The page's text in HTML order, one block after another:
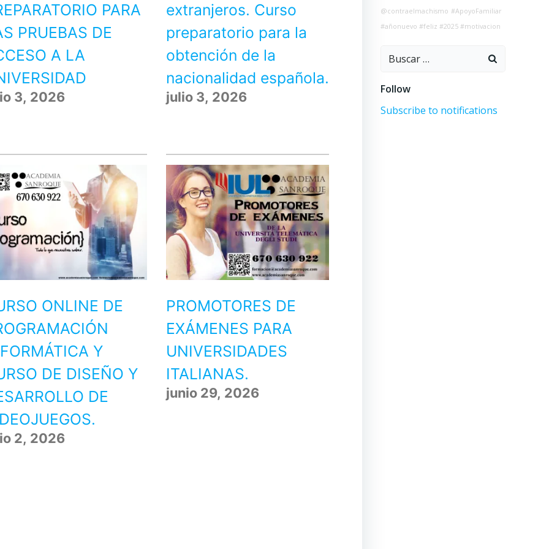
PARA
PRUEBAS DE
A LA
3, 2026
extranjeros. Curso
preparatorio para la
obtención de la
nacionalidad española.
julio 3, 2026
ONLINE DE
Y
DE DISEÑO Y
DE
2, 2026
PROMOTORES DE
EXÁMENES PARA
UNIVERSIDADES
ITALIANAS.
junio 29, 2026
@contraelmachismo #ApoyoFamiliar
#añonuevo #feliz #2025 #motivacion
Buscar:
Follow
Subscribe to notifications